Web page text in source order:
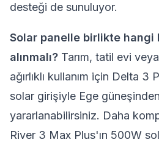
desteği de sunuluyor.
Solar panelle birlikte hangi
alınmalı? Tarım, tatil evi
ağırlıklı kullanım için Delta
solar girişiyle Ege
yararlanabilirsiniz. Daha
River 3 Max Plus'ın 500W